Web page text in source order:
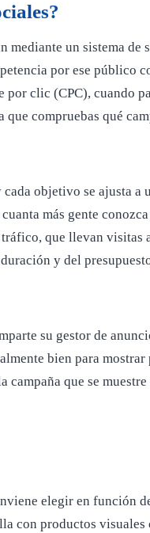
un sistema
por ese público
por clic (CPC),
compruebas qué
objetivo se ajusta
más gente
que llevan
y del
su gestor de
bien para
que se
elegir en
con productos